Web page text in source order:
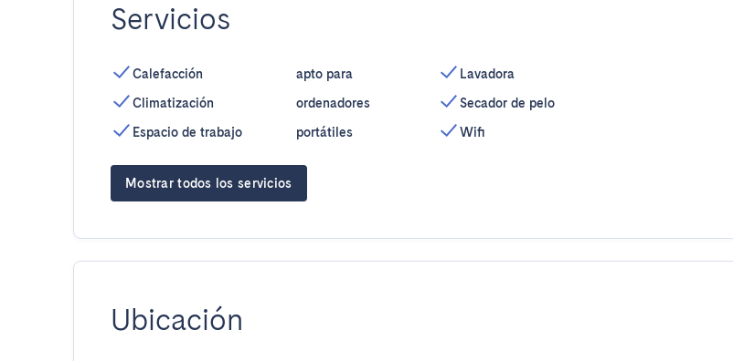
Servicios
Calefacción
Climatización
Espacio de trabajo
apto para
ordenadores
portátiles
Lavadora
Secador de pelo
Wifi
Mostrar todos los servicios
Ubicación